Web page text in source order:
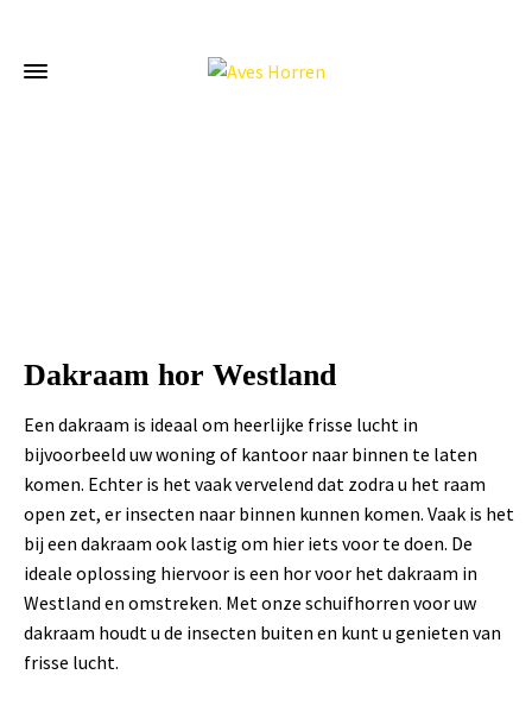
Dakraam hor Westland
Een dakraam is ideaal om heerlijke frisse lucht in
bijvoorbeeld uw woning of kantoor naar binnen te laten
komen. Echter is het vaak vervelend dat zodra u het raam
open zet, er insecten naar binnen kunnen komen. Vaak is het
bij een dakraam ook lastig om hier iets voor te doen. De
ideale oplossing hiervoor is een hor voor het dakraam in
Westland en omstreken. Met onze schuifhorren voor uw
dakraam houdt u de insecten buiten en kunt u genieten van
frisse lucht.